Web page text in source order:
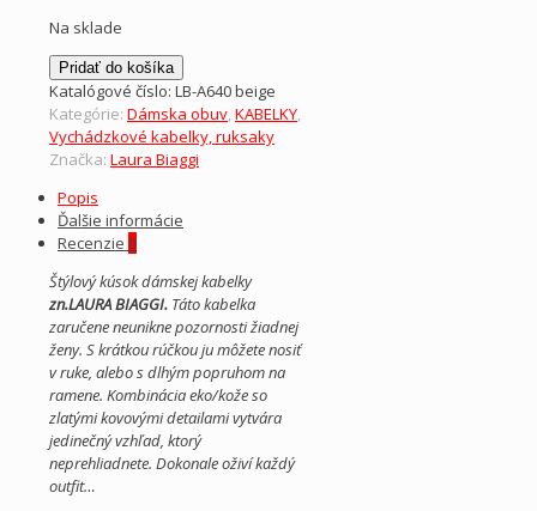
Na sklade
množstvo
LAURA
BIAGGI-
dámska
béžová
Pridať do košíka
Katalógové číslo: LB-A640 beige
Kategórie: Dámska obuv,KABELKY,
Vychádzkové kabelky, ruksaky
Značka: Laura Biaggi
Popis
Ďalšie informácie
Recenzie 0
Štýlový kúsok dámskej kabelky
zn.LAURA BIAGGI. Táto kabelka
zaručene neunikne pozornosti žiadnej
ženy. S krátkou rúčkou ju môžete nosiť
v ruke, alebo s dlhým popruhom na
ramene. Kombinácia eko/kože so
zlatými kovovými detailami vytvára
jedinečný vzhľad, ktorý
neprehliadnete. Dokonale oživí každý
outfit…